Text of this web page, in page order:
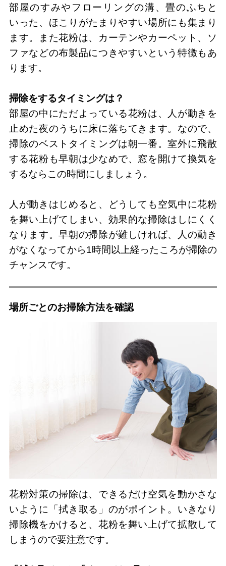
部屋のすみやフローリングの溝、畳のふちと
いった、ほこりがたまりやすい場所にも集まり
ます。また花粉は、カーテンやカーペット、ソ
ファなどの布製品につきやすいという特徴もあ
ります。
掃除をするタイミングは？
部屋の中にただよっている花粉は、人が動きを
止めた夜のうちに床に落ちてきます。なので、
掃除のベストタイミングは朝一番。室外に飛散
する花粉も早朝は少なめで、窓を開けて換気を
するならこの時間にしましょう。
人が動きはじめると、どうしても空気中に花粉
を舞い上げてしまい、効果的な掃除はしにくく
なります。早朝の掃除が難しければ、人の動き
がなくなってから1時間以上経ったころが掃除の
チャンスです。
場所ごとのお掃除方法を確認
花粉対策の掃除は、できるだけ空気を動かさな
いように「拭き取る」のがポイント。いきなり
掃除機をかけると、花粉を舞い上げて拡散して
しまうので要注意です。